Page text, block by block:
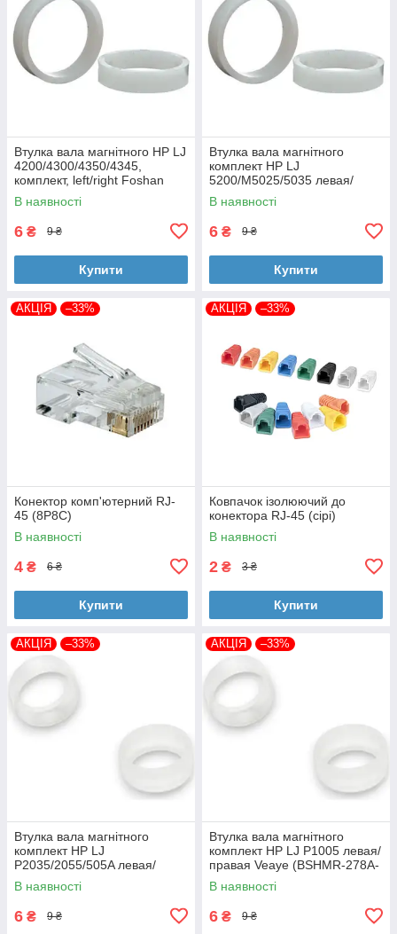
Втулка вала магнітного HP LJ
4200/4300/4350/4345,
комплект, left/right Foshan
(MAG-1338A-BSH-Foshan)
В наявності
6 ₴ 9 ₴
Купити
Втулка вала магнітного
комплект HP LJ
5200/M5025/5035 левая/
правая Foshan (MAG-7516A-
BSH-Foshan)
В наявності
6 ₴ 9 ₴
Купити
АКЦІЯ –33%
Конектор комп'ютерний RJ-
45 (8P8C)
В наявності
4 ₴ 6 ₴
Купити
АКЦІЯ –33%
Ковпачок ізолюючий до
конектора RJ-45 (сірі)
В наявності
2 ₴ 3 ₴
Купити
АКЦІЯ –33%
Втулка вала магнітного
комплект HP LJ
P2035/2055/505A левая/
правая Veaye (BSHMR-505A-
VE)
В наявності
6 ₴ 9 ₴
АКЦІЯ –33%
Втулка вала магнітного
комплект HP LJ P1005 левая/
правая Veaye (BSHMR-278A-
VE)
В наявності
6 ₴ 9 ₴